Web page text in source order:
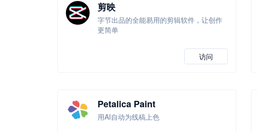
剪映
字节出品的全能易用的剪辑软件，让创作
更简单
访问
Petalica Paint
用AI自动为线稿上色